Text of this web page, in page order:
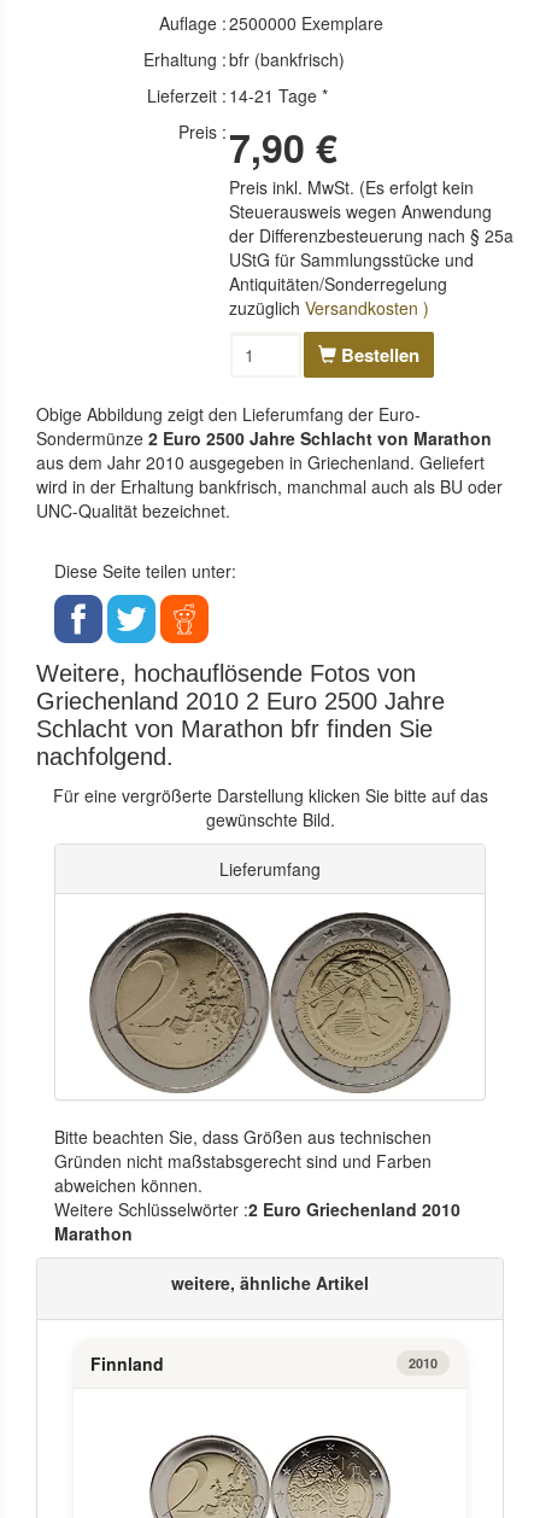
Auflage :2500000 Exemplare
Erhaltung :bfr (bankfrisch)
Lieferzeit : 14-21 Tage *
Preis : 7,90 €
Preis inkl. MwSt. (Es erfolgt kein
Steuerausweis wegen Anwendung
der Differenzbesteuerung nach § 25a
UStG für Sammlungsstücke und
Antiquitäten/Sonderregelung
zuzüglichVersandkosten )
Bestellen
Obige Abbildung zeigt den Lieferumfang der Euro-
Sondermünze 2 Euro 2500 Jahre Schlacht von Marathon
aus dem Jahr 2010 ausgegeben in Griechenland. Geliefert
wird in der Erhaltung bankfrisch, manchmal auch als BU oder
UNC-Qualität bezeichnet.
Diese Seite teilen unter:
Weitere, hochauflösende Fotos von
Griechenland 2010 2 Euro 2500 Jahre
Schlacht von Marathon bfr finden Sie
nachfolgend.
Für eine vergrößerte Darstellung klicken Sie bitte auf das
gewünschte Bild.
Lieferumfang
Bitte beachten Sie, dass Größen aus technischen
Gründen nicht maßstabsgerecht sind und Farben
abweichen können.
Weitere Schlüsselwörter :2 Euro Griechenland 2010
Marathon
weitere, ähnliche Artikel
Finnland 2010